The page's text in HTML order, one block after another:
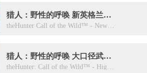
猎人：野性的呼唤 新英格兰老兵装饰包DLC
theHunter Call of the Wild™ - New England Veteran Cosmetic Pack
猎人：野性的呼唤 大口径武器DLC
theHunter: Call of the Wild™ - High Caliber Weapon Pack